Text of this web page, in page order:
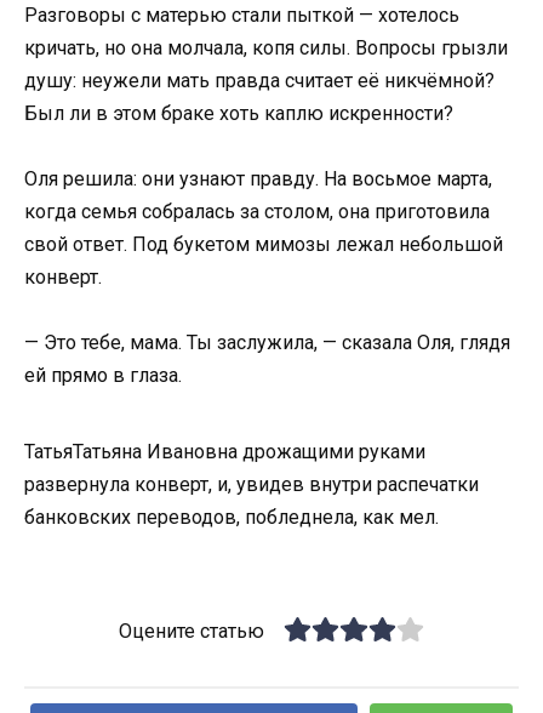
Разговоры с матерью стали пыткой — хотелось
кричать, но она молчала, копя силы. Вопросы грызли
душу: неужели мать правда считает её никчёмной?
Был ли в этом браке хоть каплю искренности?
Оля решила: они узнают правду. На восьмое марта,
когда семья собралась за столом, она приготовила
свой ответ. Под букетом мимозы лежал небольшой
конверт.
— Это тебе, мама. Ты заслужила, — сказала Оля, глядя
ей прямо в глаза.
ТатьяТатьяна Ивановна дрожащими руками
развернула конверт, и, увидев внутри распечатки
банковских переводов, побледнела, как мел.
Оцените статью